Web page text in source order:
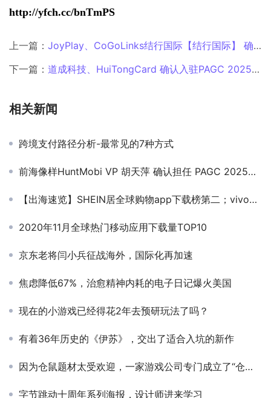
http://yfch.cc/bnTmPS
上一篇： JoyPlay、CoGoLinks结行国际【结行国际】 确认入驻PAGC 2025丨第五届全球产品与增长展会！
下一篇： 道成科技、HuiTongCard 确认入驻PAGC 2025丨第五届全球产品与增长展会！
相关新闻
跨境支付路径分析-最常见的7种方式
前海像样HuntMobi VP 胡天萍 确认担任 PAGC 2025丨第五届全球产品与增长展会 短剧出海增长峰会演讲嘉宾
【出海速览】SHEIN居全球购物app下载榜第二；vivo进军平板电脑市场 首款产品Q4面世
2020年11月全球热门移动应用下载量TOP10
京东老将闫小兵征战海外，国际化再加速
焦虑降低67%，治愈精神内耗的电子日记爆火美国
现在的小游戏已经得花2年去预研玩法了吗？
有着36年历史的《伊苏》，交出了适合入坑的新作
因为仓鼠题材太受欢迎，一家游戏公司专门成立了“仓鼠部”
字节跳动十周年系列海报，设计师进来学习